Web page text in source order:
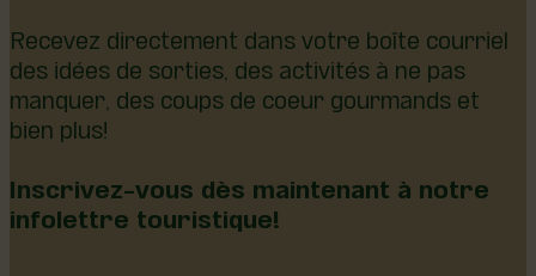
Recevez directement dans votre boîte courriel
des idées de sorties, des activités à ne pas
manquer, des coups de coeur gourmands et
bien plus!
Inscrivez-vous dès maintenant à notre
infolettre touristique!